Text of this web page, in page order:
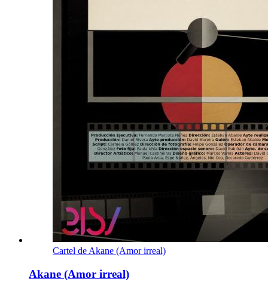
Cartel de Akane (Amor irreal)
Akane (Amor irreal)